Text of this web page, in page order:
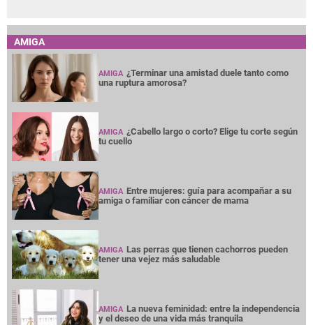
AMIGA
AMIGA ¿Terminar una amistad duele tanto como
una ruptura amorosa?
AMIGA ¿Cabello largo o corto? Elige tu corte según
tu cuello
AMIGA Entre mujeres: guía para acompañar a su
amiga o familiar con cáncer de mama
AMIGA Las perras que tienen cachorros pueden
tener una vejez más saludable
AMIGA La nueva feminidad: entre la independencia
y el deseo de una vida más tranquila